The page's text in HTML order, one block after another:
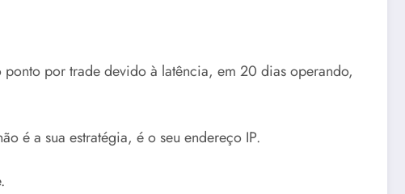
por trade devido à latência, em 20 dias operando,
é a sua estratégia, é o seu endereço IP.